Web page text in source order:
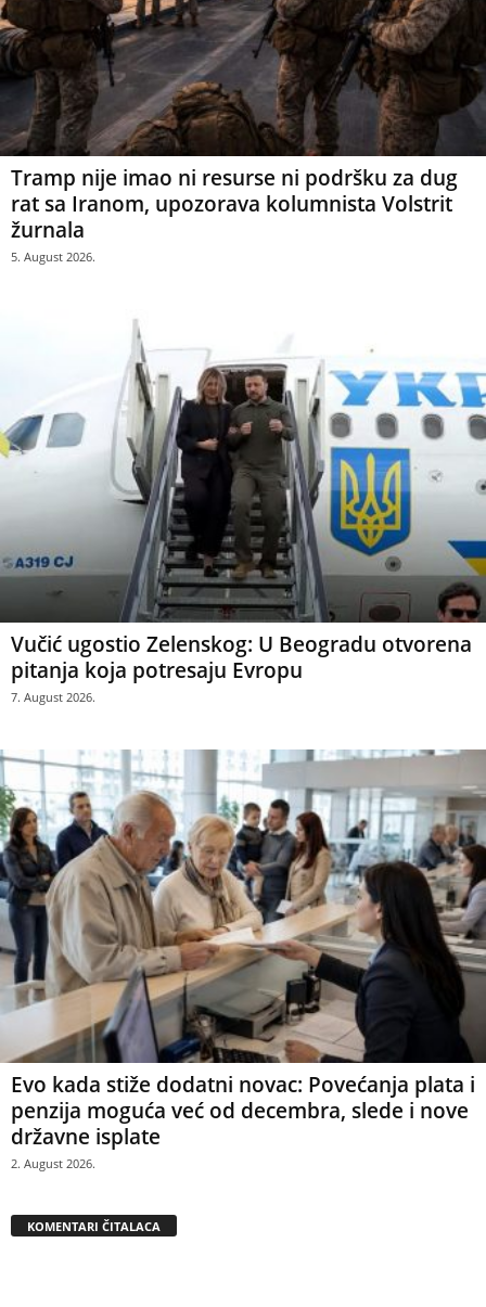
Tramp nije imao ni resurse ni podršku za dug
rat sa Iranom, upozorava kolumnista Volstrit
žurnala
5. August 2026.
Vučić ugostio Zelenskog: U Beogradu otvorena
pitanja koja potresaju Evropu
7. August 2026.
Evo kada stiže dodatni novac: Povećanja plata i
penzija moguća već od decembra, slede i nove
državne isplate
2. August 2026.
KOMENTARI ČITALACA